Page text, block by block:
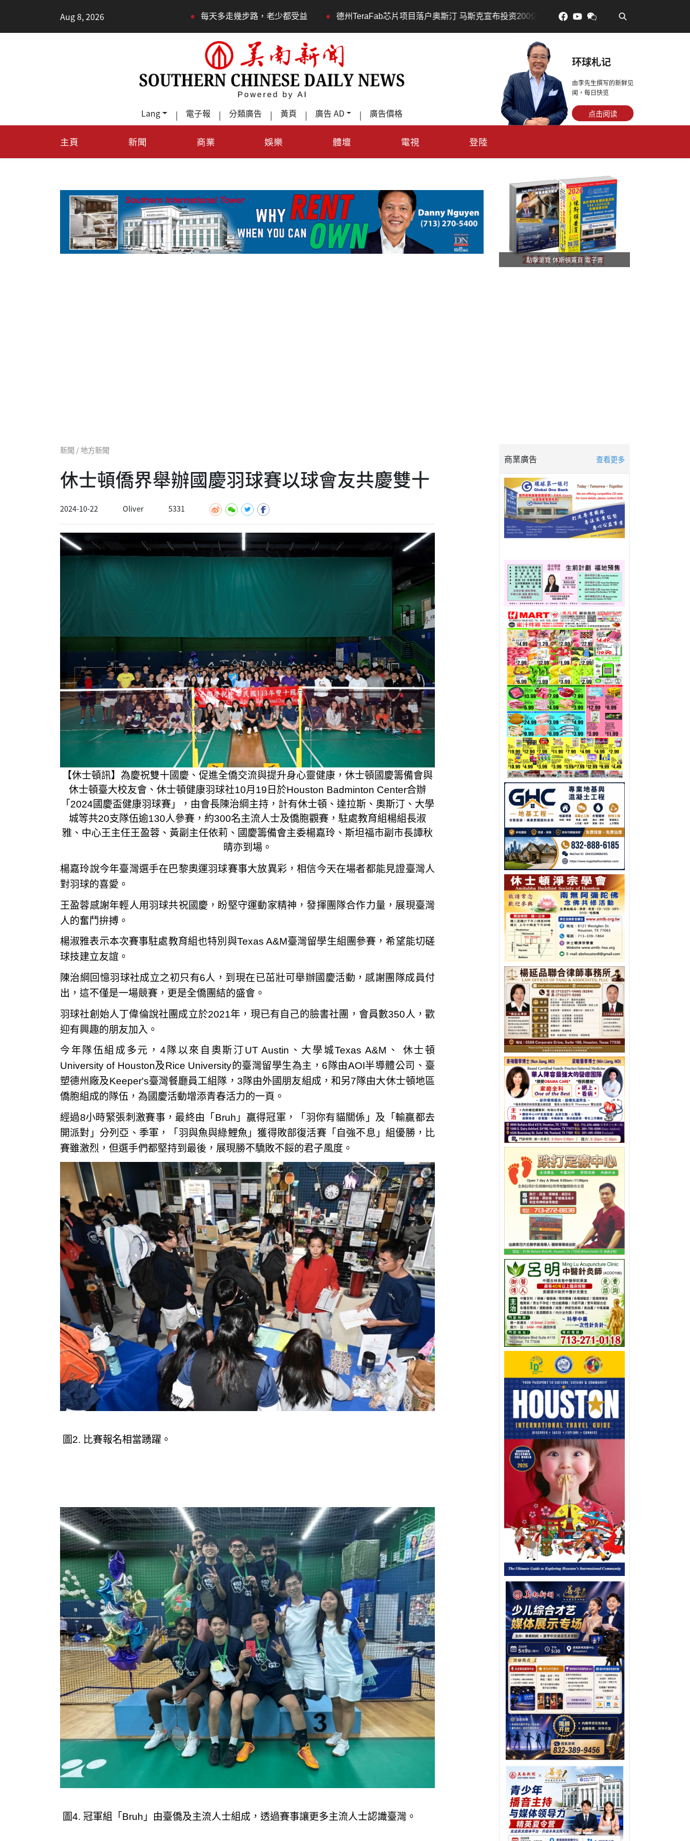
Aug 8, 2026
• 每天多走幾步路，老少都受益 • 德州TeraFab芯片项目落户奥斯汀 马斯克宣布投资200亿美元建设AI芯片制造基地 吃對了更年輕：花青素如何守住細
Lang | 電子報 | 分類廣告 | 黃頁 | 廣告 AD | 廣告價格
环球札记
由李先生撰写的新鲜见
闻，每日快览
点击阅读
主頁 新聞 商業 娛樂 體壇 電視 登陸
點擊瀏覽 休斯頓黃頁 電子書
新聞 / 地方新聞
休士頓僑界舉辦國慶羽球賽以球會友共慶雙十
2024-10-22 Oliver 5331
【休士頓訊】為慶祝雙十國慶、促進全僑交流與提升身心靈健康，休士頓國慶籌備會與
休士頓臺大校友會、休士頓健康羽球社10月19日於Houston Badminton Center合辦
「2024國慶盃健康羽球賽」，由會長陳治綱主持，計有休士頓、達拉斯、奧斯汀、大學
城等共20支隊伍逾130人參賽，約300名主流人士及僑胞觀賽，駐處教育組楊組長淑
雅、中心王主任王盈蓉、黃副主任依莉、國慶籌備會主委楊嘉玲、斯坦福市副市長譚秋
晴亦到場。
楊嘉玲說今年臺灣選手在巴黎奧運羽球賽事大放異彩，相信今天在場者都能見證臺灣人
對羽球的喜愛。
王盈蓉感謝年輕人用羽球共祝國慶，盼堅守運動家精神，發揮團隊合作力量，展現臺灣
人的奮鬥拚搏。
楊淑雅表示本次賽事駐處教育組也特別與Texas A&M臺灣留學生組團參賽，希望能切磋
球技建立友誼。
陳治綱回憶羽球社成立之初只有6人，到現在已茁壯可舉辦國慶活動，感謝團隊成員付
出，這不僅是一場競賽，更是全僑團結的盛會。
羽球社創始人丁偉倫說社團成立於2021年，現已有自己的臉書社團，會員數350人，歡
迎有興趣的朋友加入。
今年隊伍組成多元，4隊以來自奧斯汀UT Austin、大學城Texas A&M、 休士頓
University of Houston及Rice University的臺灣留學生為主，6隊由AOI半導體公司、臺
塑德州廠及Keeper's臺灣餐廳員工組隊，3隊由外國朋友組成，和另7隊由大休士頓地區
僑胞組成的隊伍，為國慶活動增添青春活力的一頁。
經過8小時緊張刺激賽事，最終由「Bruh」贏得冠軍，「羽你有貓關係」及「輸贏都去
開派對」分列亞、季軍，「羽與魚與綠鯉魚」獲得敗部復活賽「自強不息」組優勝，比
賽雖激烈，但選手們都堅持到最後，展現勝不驕敗不餒的君子風度。
圖2. 比賽報名相當踴躍。
圖4. 冠軍組「Bruh」由臺僑及主流人士組成，透過賽事讓更多主流人士認識臺灣。
商業廣告 查看更多